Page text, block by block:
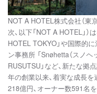
NOT A HOTEL株式会社（東
次、以下「NOT A HOTEL」
HOTEL TOKYO」や国際的
ン事務所 「Snøhetta（スノヘ
RUSUTSU」など、新たな拠
年の創業以来、着実な成長
218億円、オーナー数591名